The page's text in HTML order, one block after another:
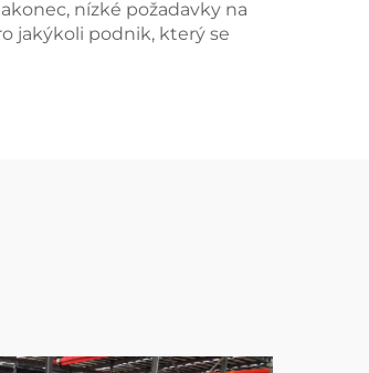
nízké požadavky na
jakýkoli podnik, který se